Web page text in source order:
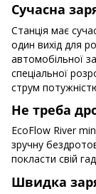
Сучасна
Станція має
один вихід для
автомобільної
спеціальної
струм
Не треба
EcoFlow River
зручну
покласти свій
Швидка